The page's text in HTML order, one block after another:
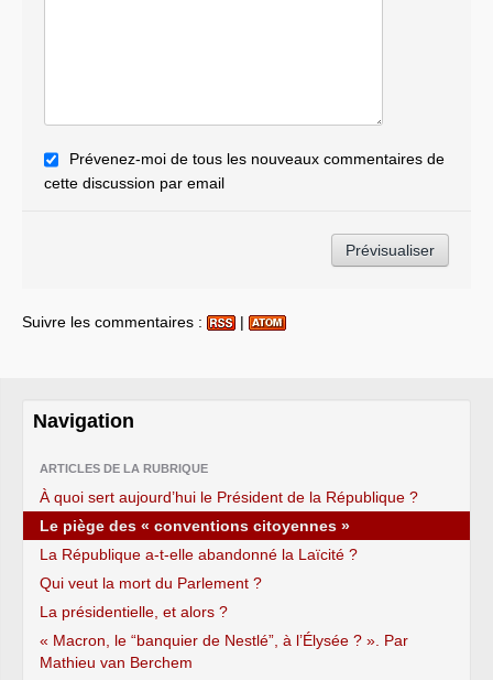
Prévenez-moi de tous les nouveaux commentaires de
cette discussion par email
Suivre les commentaires : |
Navigation
ARTICLES DE LA RUBRIQUE
À quoi sert aujourd’hui le Président de la République ?
Le piège des « conventions citoyennes »
La République a-t-elle abandonné la Laïcité ?
Qui veut la mort du Parlement ?
La présidentielle, et alors ?
« Macron, le “banquier de Nestlé”, à l’Élysée ? ». Par
Mathieu van Berchem